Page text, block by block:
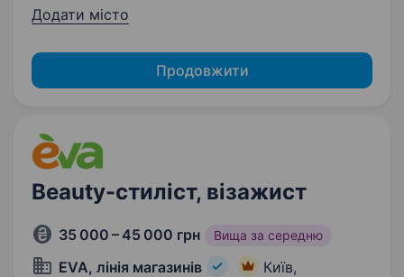
Додати місто
Продовжити
Beauty-стиліст, візажист
35 000 – 45 000 грн Вища за середню
EVA, лінія магазинів
Київ,